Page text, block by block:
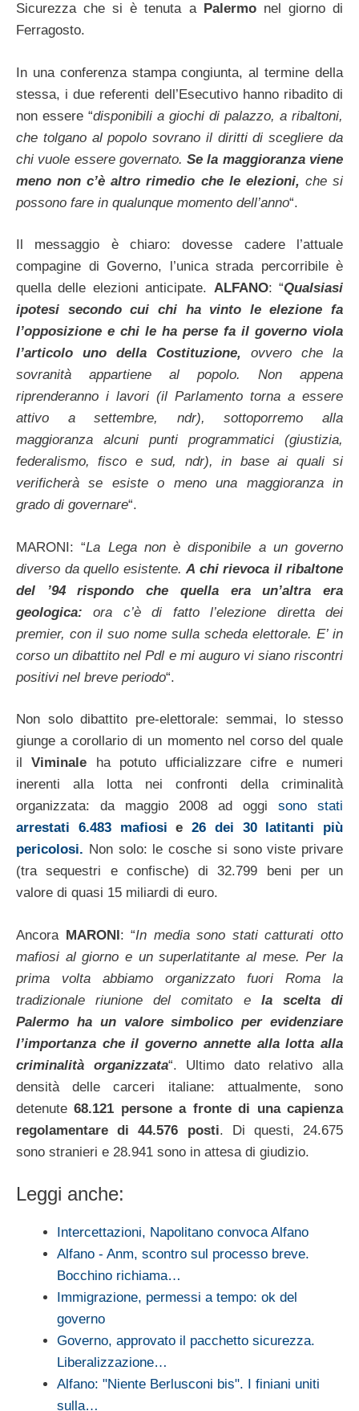
Sicurezza che si è tenuta a Palermo nel giorno di
Ferragosto.
In una conferenza stampa congiunta, al termine della
stessa, i due referenti dell’Esecutivo hanno ribadito di
non essere “disponibili a giochi di palazzo, a ribaltoni,
che tolgano al popolo sovrano il diritti di scegliere da
chi vuole essere governato.Se la maggioranza viene
meno non c’è altro rimedio che le elezioni, che si
possono fare in qualunque momento dell’anno“.
Il messaggio è chiaro: dovesse cadere l’attuale
compagine di Governo, l’unica strada percorribile è
quella delle elezioni anticipate. ALFANO: “Qualsiasi
ipotesi secondo cui chi ha vinto le elezione fa
l’opposizione e chi le ha perse fa il governo viola
l’articolo uno della Costituzione, ovvero che la
sovranità appartiene al popolo. Non appena
riprenderanno i lavori (il Parlamento torna a essere
attivo a settembre, ndr), sottoporremo alla
maggioranza alcuni punti programmatici (giustizia,
federalismo, fisco e sud, ndr), in base ai quali si
verificherà se esiste o meno una maggioranza in
grado di governare“.
MARONI: “La Lega non è disponibile a un governo
diverso da quello esistente. A chi rievoca il ribaltone
del ’94 rispondo che quella era un’altra era
geologica: ora c’è di fatto l’elezione diretta dei
premier, con il suo nome sulla scheda elettorale. E’ in
corso un dibattito nel Pdl e mi auguro vi siano riscontri
positivi nel breve periodo“.
Non solo dibattito pre-elettorale: semmai, lo stesso
giunge a corollario di un momento nel corso del quale
ilViminale ha potuto ufficializzare cifre e numeri
inerenti alla lotta nei confronti della criminalità
organizzata: da maggio 2008 ad oggi sono stati
arrestati 6.483 mafiosi e 26 dei 30 latitanti più
pericolosi. Non solo: le cosche si sono viste privare
(tra sequestri e confische) di 32.799 beni per un
valore di quasi 15 miliardi di euro.
Ancora MARONI: “In media sono stati catturati otto
mafiosi al giorno e un superlatitante al mese. Per la
prima volta abbiamo organizzato fuori Roma la
tradizionale riunione del comitato e la scelta di
Palermo ha un valore simbolico per evidenziare
l’importanza che il governo annette alla lotta alla
criminalità organizzata“. Ultimo dato relativo alla
densità delle carceri italiane: attualmente, sono
detenute68.121 persone a fronte di una capienza
regolamentare di 44.576 posti. Di questi, 24.675
sono stranieri e 28.941 sono in attesa di giudizio.
Leggi anche:
Intercettazioni, Napolitano convoca Alfano
Alfano - Anm, scontro sul processo breve.
Bocchino richiama…
Immigrazione, permessi a tempo: ok del
governo
Governo, approvato il pacchetto sicurezza.
Liberalizzazione…
Alfano: "Niente Berlusconi bis". I finiani uniti
sulla…